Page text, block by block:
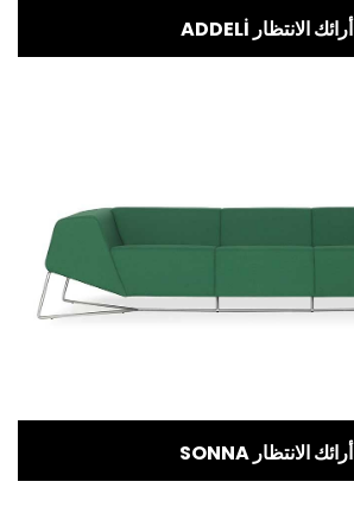
ADDELİ أرائك الانتظار
SONNA أرائك الانتظار